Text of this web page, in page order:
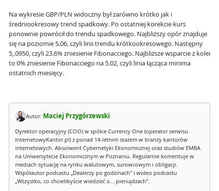
Na wykresie GBP/PLN widoczny był zarówno krótko jak i
średniookresowy trend spadkowy. Po ostatniej korekcie kurs
ponownie powrócił do trendu spadkowego. Najbliższy opór znajduje
się na poziomie 5.06, czyli linii trendu krótkookresowego. Następny
5,.0950, czyli 23.6% zniesienie Fibonacciego. Najbliższe wsparcie z kolei
to 0% zniesienie Fibonacciego na 5.02, czyli linia łącząca minima
ostatnich miesięcy.
Autor: Maciej Przygórzewski
Dyrektor operacyjny (COO) w spółce Currency One (operator serwisu
InternetowyKantor.pl) z ponad 14-letnim stażem w branży kantorów
internetowych. Absolwent Cybernetyki Ekonomicznej oraz studiów EMBA
na Uniwersytecie Ekonomicznym w Poznaniu. Regularnie komentuje w
mediach sytuację na rynku walutowym, surowcowym i obligacji.
Współautor podcastu „Dealerzy po godzinach" i wideo podcastu
„Wszystko, co chcielibyście wiedzieć o... pieniądzach”.